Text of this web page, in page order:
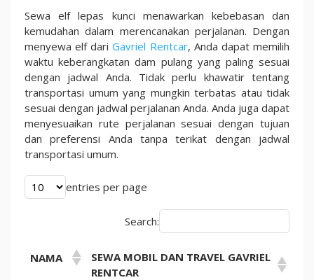
Sewa elf lepas kunci menawarkan kebebasan dan
kemudahan dalam merencanakan perjalanan. Dengan
menyewa elf dariGavriel Rentcar, Anda dapat memilih
waktu keberangkatan dam pulang yang paling sesuai
dengan jadwal Anda. Tidak perlu khawatir tentang
transportasi umum yang mungkin terbatas atau tidak
sesuai dengan jadwal perjalanan Anda. Anda juga dapat
menyesuaikan rute perjalanan sesuai dengan tujuan
dan preferensi Anda tanpa terikat dengan jadwal
transportasi umum.
entries per page
Search:
NAMA
SEWA MOBIL DAN TRAVEL GAVRIEL
RENTCAR